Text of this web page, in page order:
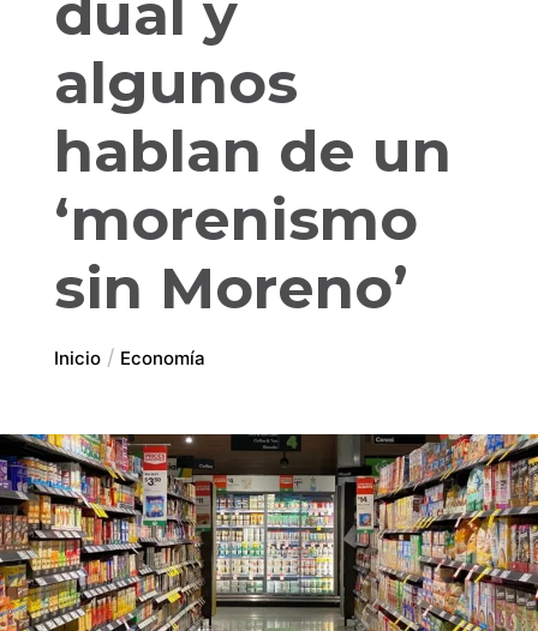
dual y
algunos
hablan de un
‘morenismo
sin Moreno’
Inicio Economía